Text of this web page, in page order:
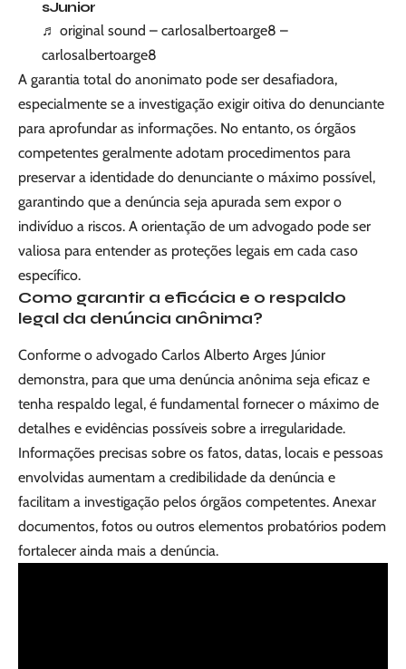
sJunior
♬ original sound – carlosalbertoarge8 –
carlosalbertoarge8
A garantia total do anonimato pode ser desafiadora,
especialmente se a investigação exigir oitiva do denunciante
para aprofundar as informações. No entanto, os órgãos
competentes geralmente adotam procedimentos para
preservar a identidade do denunciante o máximo possível,
garantindo que a denúncia seja apurada sem expor o
indivíduo a riscos. A orientação de um advogado pode ser
valiosa para entender as proteções legais em cada caso
específico.
Como garantir a eficácia e o respaldo
legal da denúncia anônima?
Conforme o advogado Carlos Alberto Arges Júnior
demonstra, para que uma denúncia anônima seja eficaz e
tenha respaldo legal, é fundamental fornecer o máximo de
detalhes e evidências possíveis sobre a irregularidade.
Informações precisas sobre os fatos, datas, locais e pessoas
envolvidas aumentam a credibilidade da denúncia e
facilitam a investigação pelos órgãos competentes. Anexar
documentos, fotos ou outros elementos probatórios podem
fortalecer ainda mais a denúncia.